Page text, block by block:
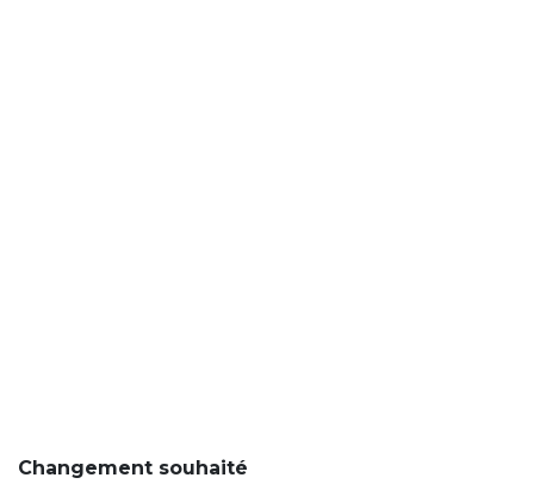
Changement souhaité